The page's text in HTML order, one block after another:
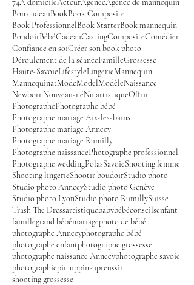
Bon cadeauBookBook Composite
Book ProfessionnelBook StarterBook mannequin
BoudoirBébéCadeauCastingCompositeComédien
Confiance en soiCréer son book photo
Déroulement de la séanceFamilleGrossesse
Haute-SavoieLifestyleLingerieMannequin
MannequinatModeModelModèleNaissance
NewbornNouveau-néNu artistiqueOffrir
PhotographePhotographe bébé
Photographe mariage Aix-les-bains
Photographe mariage Annecy
Photographe mariage Rumilly
Photographe naissancePhotographe professionnel
Photographe weddingPolasSavoieShooting femme
Shooting lingerieShootir boudoirStudio photo
Studio photo AnnecyStudio photo Genève
Studio photo LyonStudio photo RumillySuisse
Trash The Dressartistiquebabybébéconseilsenfant
famillegrand bébémariagephoto de bébé
photographe Annecyphotographe bébé
photographe enfantphotographe grossesse
photographe naissance Annecyphotographe savoie
photographiepin uppin-upreussir
shooting grossesse